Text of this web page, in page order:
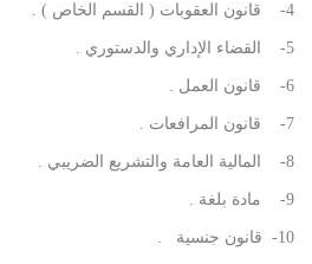
4- قانون العقوبات ( القسم الخاص ) .
5- القضاء الإداري والدستوري .
6- قانون العمل .
7- قانون المرافعات .
8- المالية العامة والتشريع الضريبي .
9- مادة بلغة .
10- قانون جنسية .